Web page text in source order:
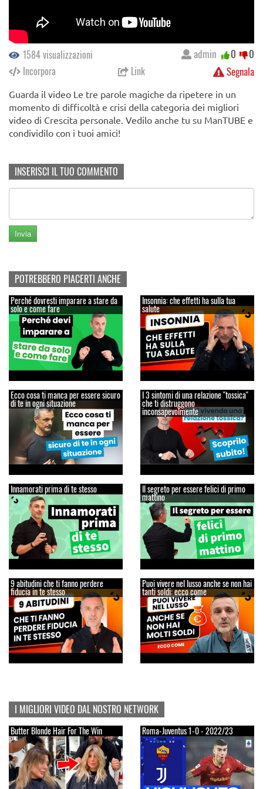
1584 visualizzazioni
Incorpora
Link Segnala
admin 0 0
Guarda il video Le tre parole magiche da ripetere in un
momento di difficoltà e crisi della categoria dei migliori
video di Crescita personale. Vedilo anche tu su ManTUBE e
condividilo con i tuoi amici!
INSERISCI IL TUO COMMENTO
POTREBBERO PIACERTI ANCHE
Perché dovresti imparare a stare da
solo e come fare
Insonnia: che effetti ha sulla tua
salute
Ecco cosa ti manca per essere sicuro
di te in ogni situazione
I 3 sintomi di una relazione "tossica"
che ti distruggono
inconsapevolmente
Innamorati prima di te stesso Il segreto per essere felici di primo
mattino
9 abitudini che ti fanno perdere
fiducia in te stesso
Puoi vivere nel lusso anche se non hai
tanti soldi: ecco come
I MIGLIORI VIDEO DAL NOSTRO NETWORK
Butter Blonde Hair For The Win Roma-Juventus 1-0 - 2022/23